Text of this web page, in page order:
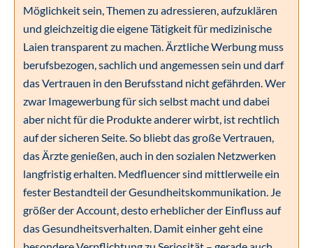
Möglichkeit sein, Themen zu adressieren, aufzuklären
und gleichzeitig die eigene Tätigkeit für medizinische
Laien transparent zu machen. Ärztliche Werbung muss
berufsbezogen, sachlich und angemessen sein und darf
das Vertrauen in den Berufsstand nicht gefährden. Wer
zwar Imagewerbung für sich selbst macht und dabei
aber nicht für die Produkte anderer wirbt, ist rechtlich
auf der sicheren Seite. So bliebt das große Vertrauen,
das Ärzte genießen, auch in den sozialen Netzwerken
langfristig erhalten. Medfluencer sind mittlerweile ein
fester Bestandteil der Gesundheitskommunikation. Je
größer der Account, desto erheblicher der Einfluss auf
das Gesundheitsverhalten. Damit einher geht eine